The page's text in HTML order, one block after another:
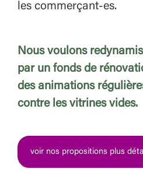
les commerçant-es.
Nous voulons
par un fonds de
des animations
contre les vitrines vides.
voir nos propositions plus